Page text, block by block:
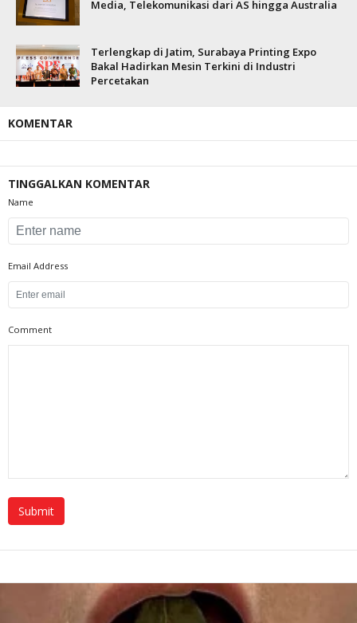
Media, Telekomunikasi dari AS hingga Australia
Terlengkap di Jatim, Surabaya Printing Expo
Bakal Hadirkan Mesin Terkini di Industri
Percetakan
KOMENTAR
TINGGALKAN KOMENTAR
Name
Email Address
Comment